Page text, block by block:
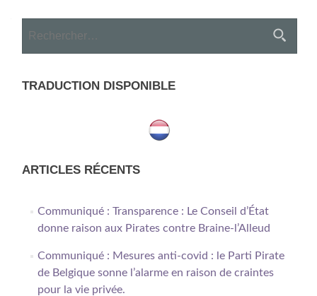
navigation
TRADUCTION DISPONIBLE
ARTICLES RÉCENTS
Communiqué : Transparence : Le Conseil d’État
donne raison aux Pirates contre Braine-l’Alleud
Communiqué : Mesures anti-covid : le Parti Pirate
de Belgique sonne l’alarme en raison de craintes
pour la vie privée.